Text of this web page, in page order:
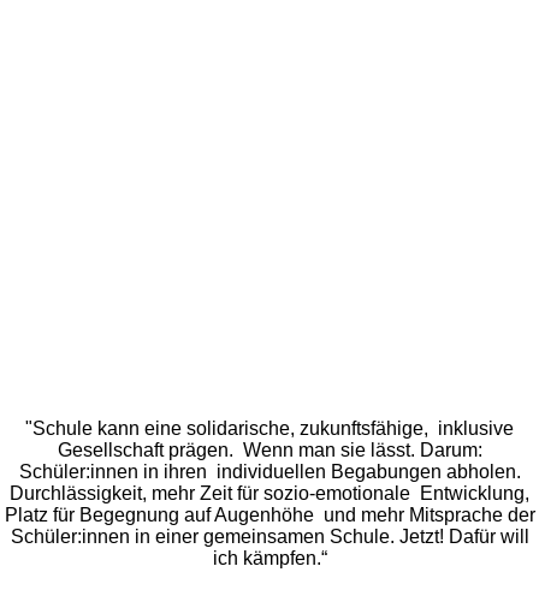
"Schule kann eine solidarische, zukunftsfähige, inklusive
Gesellschaft prägen. Wenn man sie lässt. Darum:
Schüler:innen in ihren individuellen Begabungen abholen.
Durchlässigkeit, mehr Zeit für sozio-emotionale Entwicklung,
Platz für Begegnung auf Augenhöhe und mehr Mitsprache der
Schüler:innen in einer gemeinsamen Schule. Jetzt! Dafür will
ich kämpfen.“